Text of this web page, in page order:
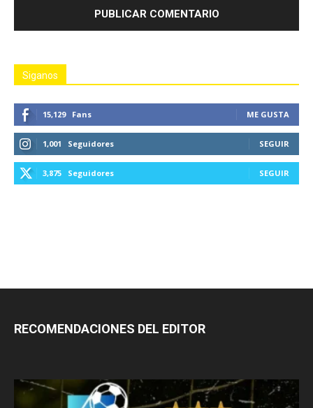
Siganos
15,129 Fans ME GUSTA
1,001 Seguidores SEGUIR
3,875 Seguidores SEGUIR
RECOMENDACIONES DEL EDITOR